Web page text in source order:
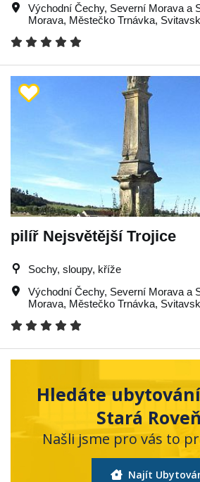
Východní Čechy, Severní Morava a
Morava, Městečko Trnávka,
pilíř Nejsvětější Trojice
Sochy, sloupy, kříže
Východní Čechy, Severní Morava a
Morava, Městečko Trnávka,
Hledáte
Stará
Našli jsme pro vás to
Najít